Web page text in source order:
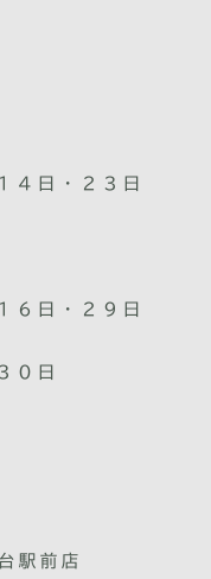
４日・２３日
６日・２９日
０日
駅前店